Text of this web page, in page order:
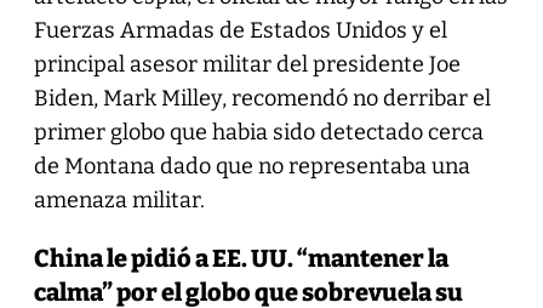
Fuerzas Armadas de Estados Unidos y el
principal asesor militar del presidente Joe
Biden, Mark Milley, recomendó no derribar el
primer globo que habia sido detectado cerca
de Montana dado que no representaba una
amenaza militar.
China le pidió a EE. UU. “mantener la
calma” por el globo que sobrevuela su